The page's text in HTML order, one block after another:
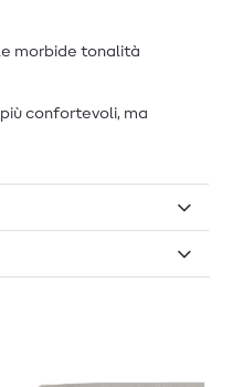
morbide tonalità
confortevoli, ma